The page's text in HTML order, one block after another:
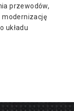
przewodów,
układu